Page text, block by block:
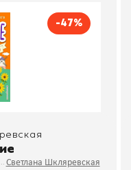
-47%
Светлана Шкляревская